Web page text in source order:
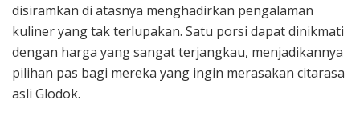
disiramkan di atasnya menghadirkan pengalaman
kuliner yang tak terlupakan. Satu porsi dapat dinikmati
dengan harga yang sangat terjangkau, menjadikannya
pilihan pas bagi mereka yang ingin merasakan citarasa
asli Glodok.